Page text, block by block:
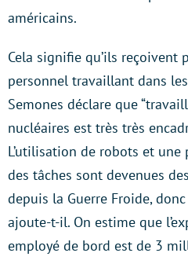
américains.
Cela signifie qu’ils reçoivent
personnel travaillant dans
Semones déclare que
nucléaires est très très
L’utilisation de robots et
des tâches sont devenues
depuis la Guerre Froide,
ajoute-t-il. On estime que
employé de bord est de 3